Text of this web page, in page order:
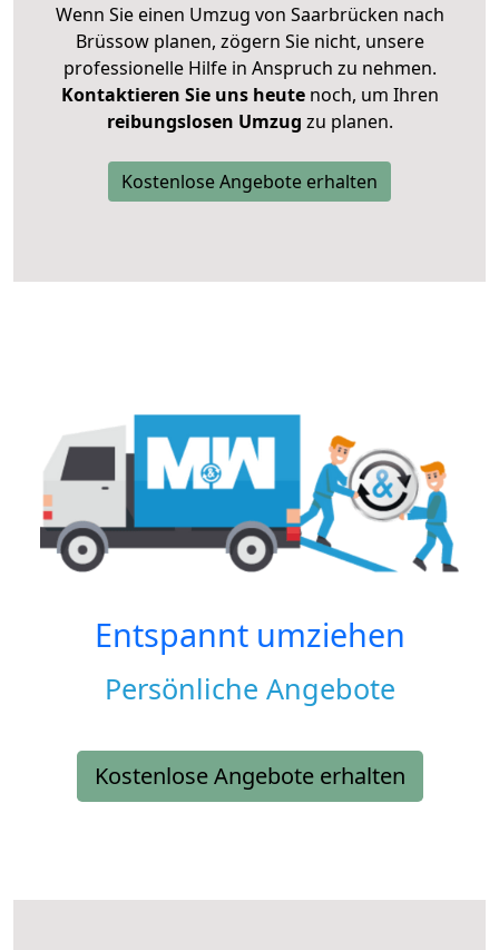
Wenn Sie einen Umzug von Saarbrücken nach
Brüssow planen, zögern Sie nicht, unsere
professionelle Hilfe in Anspruch zu nehmen.
Kontaktieren Sie uns heutenoch, um Ihren
reibungslosen Umzug zu planen.
Kostenlose Angebote erhalten
Entspannt umziehen
Persönliche Angebote
Kostenlose Angebote erhalten